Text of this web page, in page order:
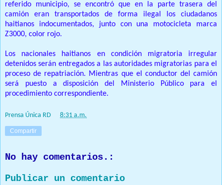
referido municipio, se encontró que en la parte trasera del
camión eran transportados de forma ilegal los ciudadanos
haitianos indocumentados, junto con una motocicleta marca
Z3000, color rojo.
Los nacionales haitianos en condición migratoria irregular
detenidos serán entregados a las autoridades migratorias para el
proceso de repatriación. Mientras que el conductor del camión
será puesto a disposición del Ministerio Público para el
procedimiento correspondiente.
Prensa Única RD 8:31 a.m.
Compartir
No hay comentarios.:
Publicar un comentario